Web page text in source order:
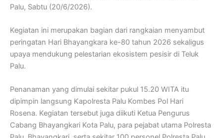
Palu, Sabtu (20/6/2026).
Kegiatan ini merupakan bagian dari rangkaian menyambut
peringatan Hari Bhayangkara ke-80 tahun 2026 sekaligus
upaya mendukung pelestarian ekosistem pesisir di Teluk
Palu.
Penanaman yang dimulai sekitar pukul 15.20 WITA itu
dipimpin langsung Kapolresta Palu Kombes Pol Hari
Rosena. Kegiatan tersebut juga diikuti Ketua Pengurus
Cabang Bhayangkari Kota Palu, para pejabat utama Polresta